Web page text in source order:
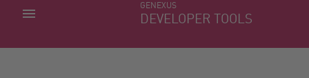
GENEXUS
DEVELOPER TOOLS
MIS APLICACIONES